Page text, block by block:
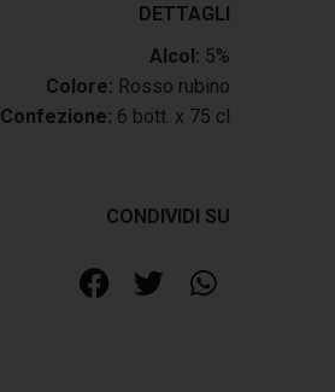
DETTAGLI
Alcol: 5%
Colore: Rosso rubino
Confezione: 6 bott. x 75 cl
CONDIVIDI SU